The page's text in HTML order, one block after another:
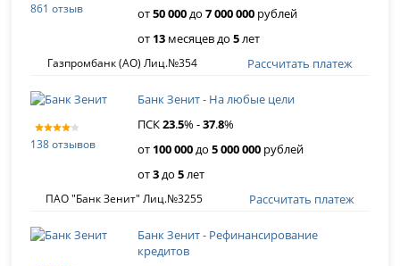
861 отзыв
от50 000до7 000 000 рублей
от 13 месяцев до5лет
Газпромбанк (АО) Лиц.№354 Рассчитать платеж
138 отзывов
Банк Зенит - На любые цели
ПСК23.5% -37.8%
от 100 000до5 000 000 рублей
от3до5лет
ПАО "Банк Зенит" Лиц.№3255 Рассчитать платеж
Банк Зенит - Рефинансирование
кредитов